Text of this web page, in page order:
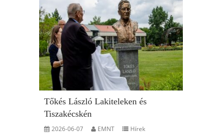
Tőkés László Lakiteleken és
Tiszakécskén
2026-06-07 EMNT Hírek